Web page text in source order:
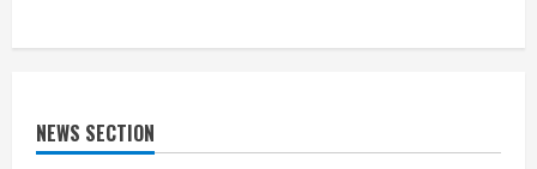
NEWS SECTION